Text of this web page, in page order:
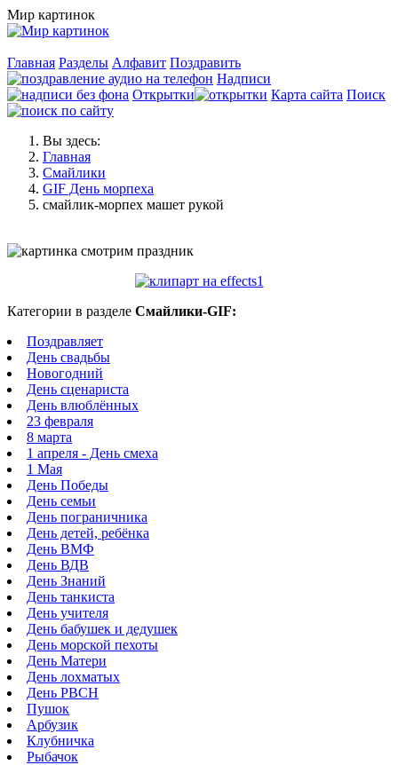
Мир картинок
Главная Разделы Алфавит Поздравить
Надписи
Открытки
Карта сайта Поиск
Вы здесь:
Главная
Смайлики
GIF День морпеха
смайлик-морпех машет рукой
Категории в разделе Смайлики-GIF:
Поздравляет
День свадьбы
Новогодний
День сценариста
День влюблённых
23 февраля
8 марта
1 апреля - День смеха
1 Мая
День Победы
День семьи
День пограничника
День детей, ребёнка
День ВМФ
День ВДВ
День Знаний
День танкиста
День учителя
День бабушек и дедушек
День морской пехоты
День Матери
День лохматых
День РВСН
Пушок
Арбузик
Клубничка
Рыбачок